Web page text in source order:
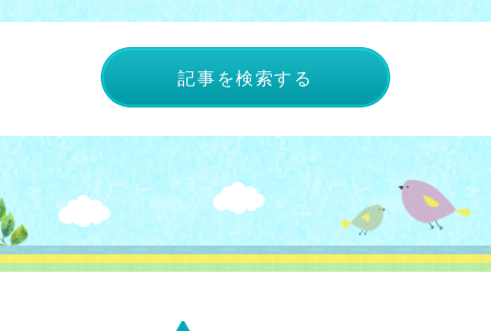
記事を検索する